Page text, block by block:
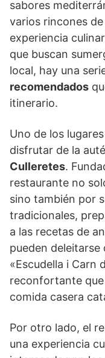
sabores
varios rincones
experiencia
que buscan
local, hay una
recomendados
itinerario.
Uno de los
disfrutar de la
Culleretes.
restaurante no
sino también por
tradicionales,
a las recetas de
pueden deleitarse
«Escudella i Carn
reconfortante que
comida casera
Por otro lado, el
una experiencia